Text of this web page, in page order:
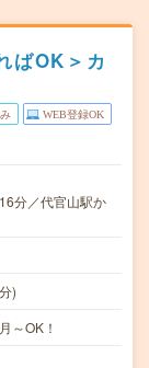
ばOK＞カ
WEB登録OK
分／代官山駅か
)
～OK！